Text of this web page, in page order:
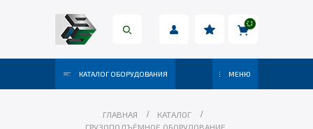
КАТАЛОГ ОБОРУДОВАНИЯ МЕНЮ
ГЛАВНАЯ
КАТАЛОГ
ГРУЗОПОДЪЁМНОЕ ОБОРУДОВАНИЕ